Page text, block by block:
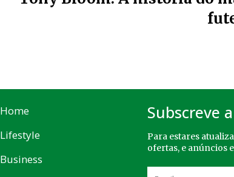
Home
Lifestyle
Business
Subscreve
Para estares
ofertas, e anúncios